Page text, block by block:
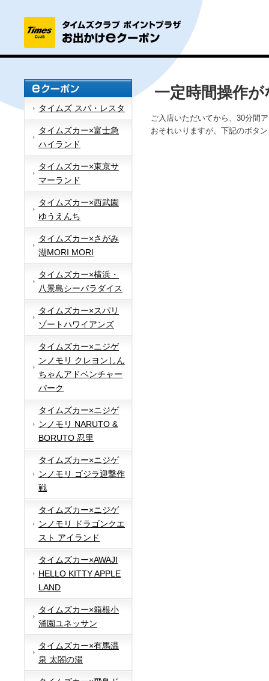
タイムズ スパ・レスタ
タイムズカー×富士急
ハイランド
タイムズカー×東京サ
マーランド
タイムズカー×西武園
ゆうえんち
タイムズカー×さがみ
湖MORI MORI
タイムズカー×横浜・
八景島シーパラダイス
タイムズカー×スパリ
ゾートハワイアンズ
タイムズカー×ニジゲ
ンノモリ クレヨンしん
ちゃんアドベンチャー
パーク
タイムズカー×ニジゲ
ンノモリ NARUTO &
BORUTO 忍里
タイムズカー×ニジゲ
ンノモリ ゴジラ迎撃作
戦
タイムズカー×ニジゲ
ンノモリ ドラゴンクエ
スト アイランド
タイムズカー×AWAJI
HELLO KITTY APPLE
LAND
タイムズカー×箱根小
涌園ユネッサン
タイムズカー×有馬温
泉 太閤の湯
一定時間操作
ご入店いただいてから、30分間
おそれいりますが、下記のボタ